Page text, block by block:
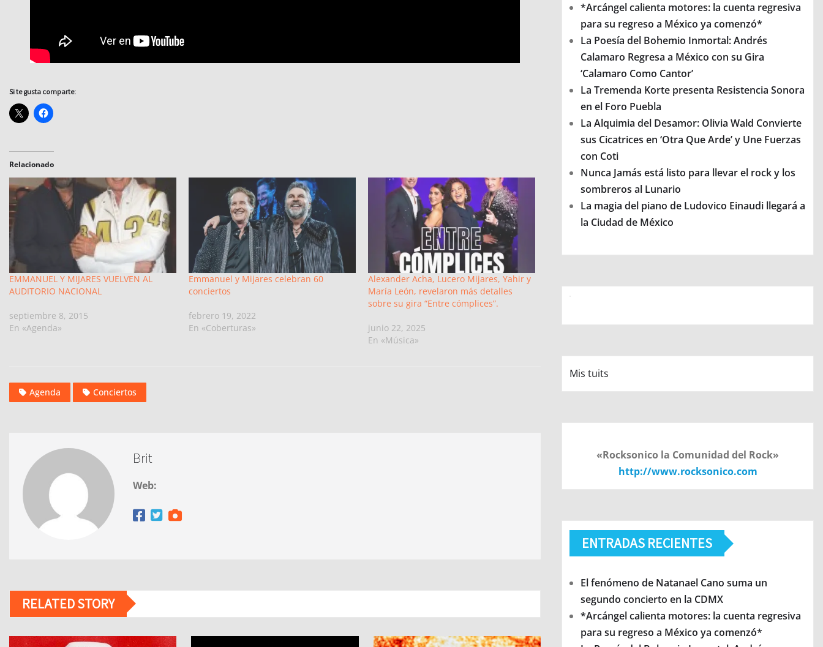
Si te gusta comparte:
Relacionado
EMMANUEL Y MIJARES VUELVEN AL
AUDITORIO NACIONAL
septiembre 8, 2015
En «Agenda»
Emmanuel y Mijares celebran 60
conciertos
febrero 19, 2022
En «Coberturas»
Alexander Acha, Lucero Mijares, Yahir y
María León, revelaron más detalles
sobre su gira “Entre cómplices”.
junio 22, 2025
En «Música»
Agenda Conciertos
Brit
Web:
RELATED STORY
*Arcángel calienta motores: la cuenta regresiva
para su regreso a México ya comenzó*
La Poesía del Bohemio Inmortal: Andrés
Calamaro Regresa a México con su Gira
‘Calamaro Como Cantor’
La Tremenda Korte presenta Resistencia Sonora
en el Foro Puebla
La Alquimia del Desamor: Olivia Wald Convierte
sus Cicatrices en ‘Otra Que Arde’ y Une Fuerzas
con Coti
Nunca Jamás está listo para llevar el rock y los
sombreros al Lunario
La magia del piano de Ludovico Einaudi llegará a
la Ciudad de México
Mis tuits
«Rocksonico la Comunidad del Rock»
http://www.rocksonico.com
ENTRADAS RECIENTES
El fenómeno de Natanael Cano suma un
segundo concierto en la CDMX
*Arcángel calienta motores: la cuenta regresiva
para su regreso a México ya comenzó*